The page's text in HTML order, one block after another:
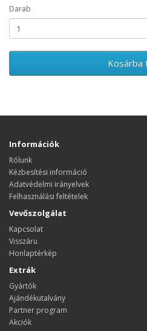
Darab
Kosárba
Információk
Rólunk
Kézbesítési információ
Adatvédelmi irányelvek
Felhasználási feltételek
Vevőszolgálat
Kapcsolat
Visszáru
Honlaptérkép
Extrák
Gyártók
Ajándékutalvány
Partner program
Akciók